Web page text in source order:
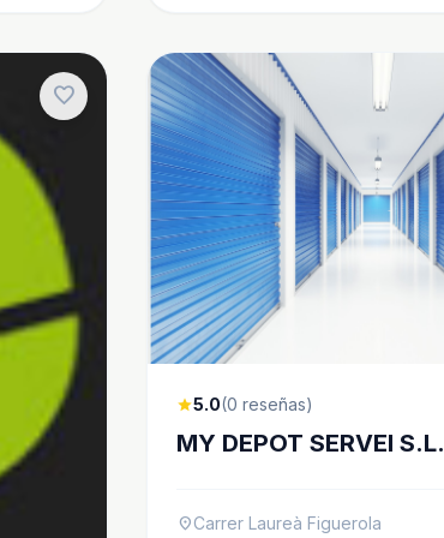
favorite
star5.0(0 reseñas)
MY DEPOT SERVEI S.L.
location_onCarrer Laureà Figuerola